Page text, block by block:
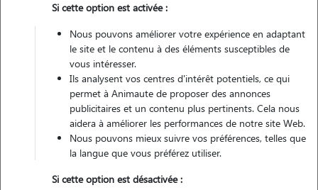
Non véhiculé
Contacter
L'envoi d'une demande est sans engagement
Si cette option est activée :
Nous pouvons améliorer votre expérience en adaptant
le site et le contenu à des éléments susceptibles de
vous intéresser.
Ils analysent vos centres d'intérêt potentiels, ce qui
permet à Animaute de proposer des annonces
publicitaires et un contenu plus pertinents. Cela nous
aidera à améliorer les performances de notre site Web.
Nous pouvons mieux suivre vos préférences, telles que
la langue que vous préférez utiliser.
Si cette option est désactivée :